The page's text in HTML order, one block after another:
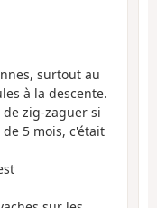
surtout au
à la descente.
zig-zaguer si
5 mois, c'était